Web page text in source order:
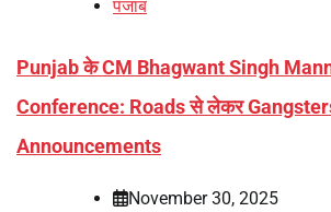
पंजाब
Punjab के CM Bhagwant Singh
Conference: Roads से लेकर
Announcements
November 30, 2025